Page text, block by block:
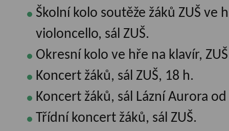
Školní kolo soutěže žáků ZUŠ ve
violoncello, sál ZUŠ.
Okresní kolo ve hře na klavír,
Koncert žáků, sál ZUŠ, 18 h.
Koncert žáků, sál Lázní Aurora
Třídní koncert žáků, sál ZUŠ.